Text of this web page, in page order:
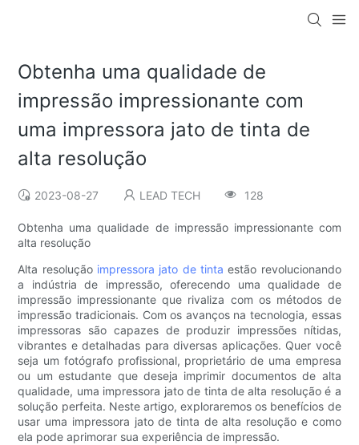
Obtenha uma qualidade de
impressão impressionante com
uma impressora jato de tinta de
alta resolução
2023-08-27 LEAD TECH 128
Obtenha uma qualidade de impressão impressionante com
alta resolução
Alta resolução impressora jato de tintaestão revolucionando
a indústria de impressão, oferecendo uma qualidade de
impressão impressionante que rivaliza com os métodos de
impressão tradicionais. Com os avanços na tecnologia, essas
impressoras são capazes de produzir impressões nítidas,
vibrantes e detalhadas para diversas aplicações. Quer você
seja um fotógrafo profissional, proprietário de uma empresa
ou um estudante que deseja imprimir documentos de alta
qualidade, uma impressora jato de tinta de alta resolução é a
solução perfeita. Neste artigo, exploraremos os benefícios de
usar uma impressora jato de tinta de alta resolução e como
ela pode aprimorar sua experiência de impressão.